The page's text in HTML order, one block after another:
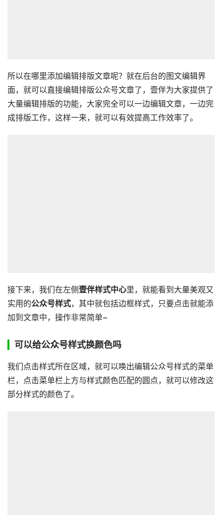
所以在哪里添加编辑排版文章呢？就在后台的图文编辑界
面，就可以直接编辑排版公众号文章了，壹伴为大家提供了
大量编辑排版的功能，大家完全可以一边编辑文章，一边完
成排版工作，这样一来，就可以有效提高工作效率了。
接下来，我们在左侧 壹伴样式中心里，就能看到大量美观又
实用的公众号样式，其中就包括边框样式，只要点击就能添
加到文章中，操作非常简单~
可以给公众号样式换颜色吗
我们点击样式所在区域，就可以唤出编辑公众号样式的菜单
栏，点击菜单栏上方与样式颜色匹配的圆点，就可以修改这
部分样式的颜色了。